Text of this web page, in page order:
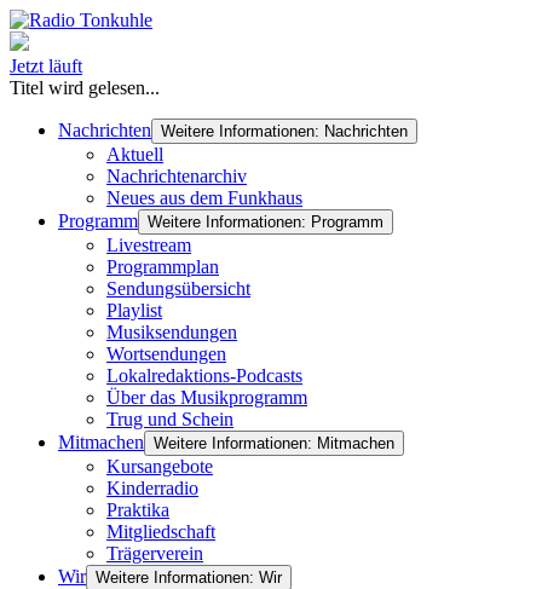
Jetzt läuft
Titel wird gelesen...
Nachrichten Weitere Informationen: Nachrichten
Aktuell
Nachrichtenarchiv
Neues aus dem Funkhaus
Programm Weitere Informationen: Programm
Livestream
Programmplan
Sendungsübersicht
Playlist
Musiksendungen
Wortsendungen
Lokalredaktions-Podcasts
Über das Musikprogramm
Trug und Schein
Mitmachen Weitere Informationen: Mitmachen
Kursangebote
Kinderradio
Praktika
Mitgliedschaft
Trägerverein
Wir Weitere Informationen: Wir